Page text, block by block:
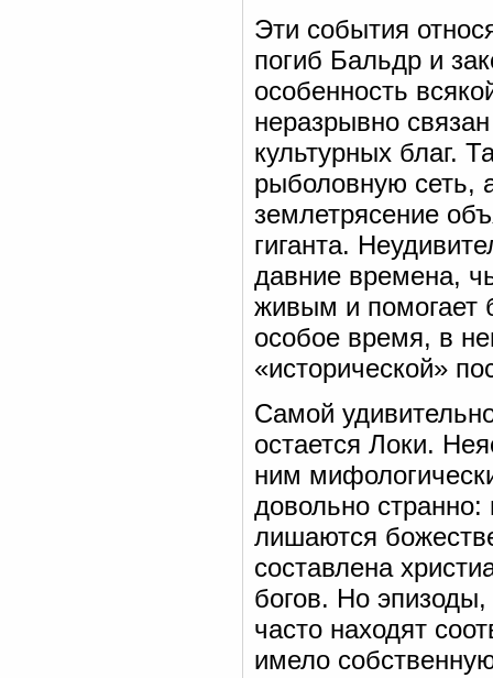
Эти события
погиб Бальдр и
особенность
неразрывно
культурных благ.
рыболовную сеть,
землетрясение
гиганта.
давние времена,
живым и помогает
особое время, в
«исторической»
Самой
остается Локи.
ним
довольно
лишаются
составлена
богов. Но
часто находят
имело